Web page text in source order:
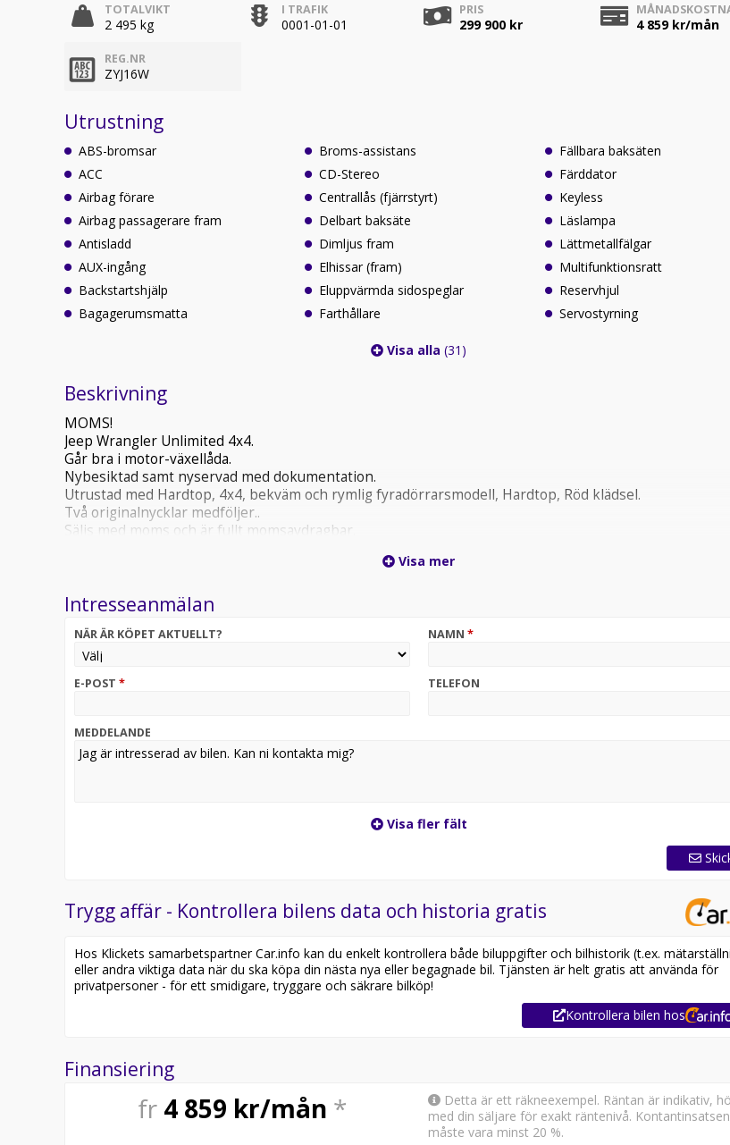
TOTALVIKT
2 495 kg
I TRAFIK
0001-01-01
PRIS
299 900 kr 4 859kr/mån
REG.NR
ZYJ16W
Utrustning
ABS-bromsar
ACC
Airbag förare
Airbag passagerare fram
Antisladd
AUX-ingång
Backstartshjälp
Bagagerumsmatta
Broms-assistans
CD-Stereo
Centrallås (fjärrstyrt)
Delbart baksäte
Dimljus fram
Elhissar (fram)
Eluppvärmda sidospeglar
Farthållare
Fällbara baksäten
Färddator
Keyless
Läslampa
Lättmetallfälgar
Multifunktionsratt
Reservhjul
Servostyrning
Visa alla(31)
Beskrivning
MOMS!
Jeep Wrangler Unlimited 4x4.
Går bra i motor-växellåda.
Nybesiktad samt nyservad med dokumentation.
Utrustad med Hardtop, 4x4, bekväm och rymlig fyradörrarsmodell, Hardtop, Röd klädsel.
Två originalnycklar medföljer..
Säljs med moms och är fullt momsavdragbar.
Visa mer
Intresseanmälan
NÄR ÄR KÖPET AKTUELLT? NAMN *
E-POST * TELEFON
MEDDELANDE
Visa fler fält
Trygg affär - Kontrollera bilens data och historia gratis
Hos Klickets samarbetspartner Car.info kan du enkelt kontrollera både biluppgifter och bilhistorik (t.ex.
eller andra viktiga data när du ska köpa din nästa nya eller begagnade bil. Tjänsten är helt gratis att använda för
privatpersoner - för ett smidigare, tryggare och säkrare bilköp!
Kontrollera bilen hos
Finansiering
fr 4 859 kr/mån *
Detta är ett räkneexempel. Räntan är indikativ,
med din säljare för exakt räntenivå. Kontantinsatsen
måste vara minst 20 %.